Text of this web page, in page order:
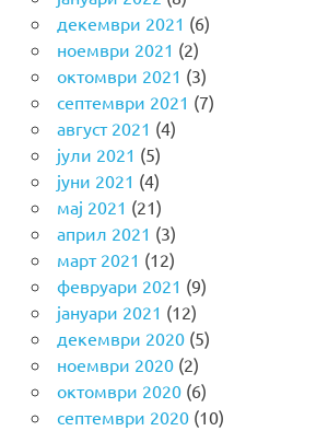
декември 2021 (6)
ноември 2021 (2)
октомври 2021 (3)
септември 2021 (7)
август 2021 (4)
јули 2021 (5)
јуни 2021 (4)
мај 2021 (21)
април 2021 (3)
март 2021 (12)
февруари 2021 (9)
јануари 2021 (12)
декември 2020(5)
ноември 2020(2)
октомври 2020(6)
септември 2020(10)